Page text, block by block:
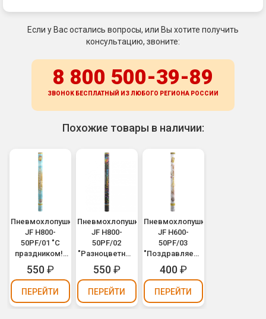
Если у Вас остались вопросы, или Вы хотите получить
консультацию, звоните:
8 800 500-39-89
ЗВОНОК БЕСПЛАТНЫЙ ИЗ ЛЮБОГО РЕГИОНА РОССИИ
Похожие товары в наличии:
Пневмохлопушка
JF H800-
50PF/01 "С
праздником!"
(разноцветное
конфетти,
фольга) 80см
550₽
ПЕРЕЙТИ
Пневмохлопушка
JF H800-
50PF/02
"Разноцветный
серпантин"
(разноцветный
серпантин,
фольга) 80см
550₽
ПЕРЕЙТИ
Пневмохлопушка
JF H600-
50PF/03
"Поздравляем!"
(разноцветное
конфетти,
фольга) 60см
400₽
ПЕРЕЙТИ